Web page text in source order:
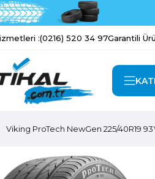
:(0216) 520 34 97Garantili
Viking ProTech NewGen 225/40R19